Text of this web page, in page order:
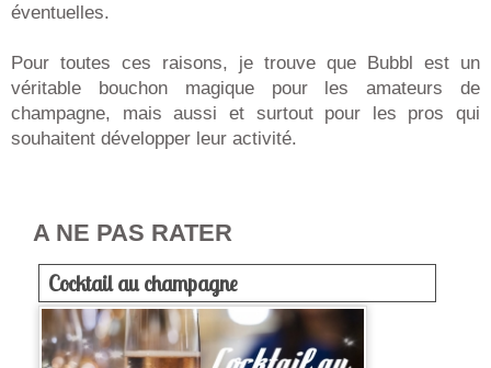
éventuelles.
Pour toutes ces raisons, je trouve que Bubbl est un
véritable bouchon magique pour les amateurs de
champagne, mais aussi et surtout pour les pros qui
souhaitent développer leur activité.
A NE PAS RATER
Cocktail au champagne